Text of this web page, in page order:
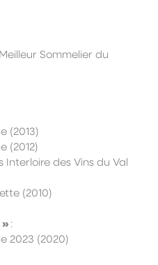
Sommelier du
(2013)
(2012)
Interloire des Vins du Val
(2010)
» :
2023 (2020)